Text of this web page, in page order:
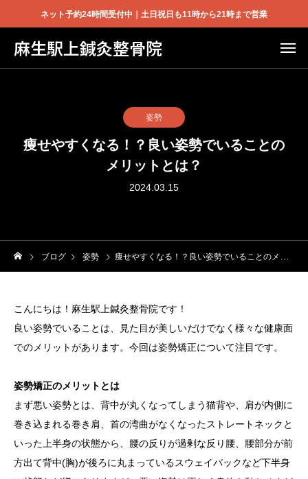
ネット予約24時間受付中｜土日祝日も11時から21時まで営業
麻生駅上鍼灸整骨院
姿勢
痩せやすくなる！？良い姿勢でいることの
メリットとは？
2024.03.15
ブログ 姿勢 痩せやすくなる！？良い姿勢でいることのメリットとは？
こんにちは！麻生駅上鍼灸整骨院です！
良い姿勢でいることは、見た目が美しいだけでなく様々な健康面
でのメリットがあります。今回は姿勢矯正について注目です。
姿勢矯正のメリットとは
まず悪い姿勢とは、背中が丸くなってしまう猫背や、肩が内側に
巻き込まれる巻き肩、首の湾曲がなくなったストレートネックと
いった上半身の状態から、腰の反りが過剰な反り腰、腰部分が前
方出て背中(胸)が後ろに丸まっているスウェイバックなど下半身